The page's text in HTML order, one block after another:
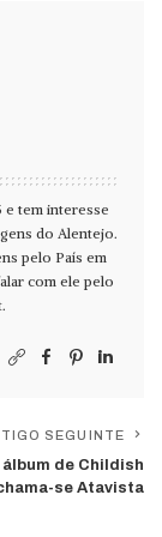
e tem interesse
do Alentejo.
pelo País em
com ele pelo
.
SEGUINTE
álbum de Childish
se Atavista